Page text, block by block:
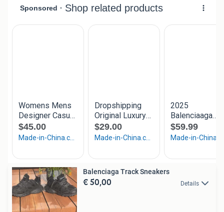
Balenciaga Track Sneakers
€ 50,00 Details